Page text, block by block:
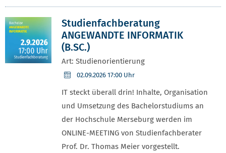
Studienfachberatung
ANGEWANDTE INFORMATIK
(B.SC.)
Art: Studienorientierung
02.09.2026 17:00 Uhr
IT steckt überall drin! Inhalte, Organisation
und Umsetzung des Bachelorstudiums an
der Hochschule Merseburg werden im
ONLINE-MEETING von Studienfachberater
Prof. Dr. Thomas Meier vorgestellt.